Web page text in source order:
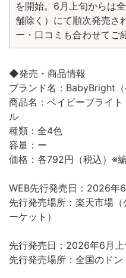
を開始。6月上旬からは
舗除く）にて順次発売さ
ー・口コミも合わせてご
◆発売・商品情報
ブランド名：BabyBright（
商品名：ベイビーブライ
ル
種類：全4色
容量：ー
価格：各792円（税込）※
WEB先行発売日：2026年6
先行発売場所：楽天市場
ーケット）
先行発売日：2026年6月上
先行発売場所：全国のドン